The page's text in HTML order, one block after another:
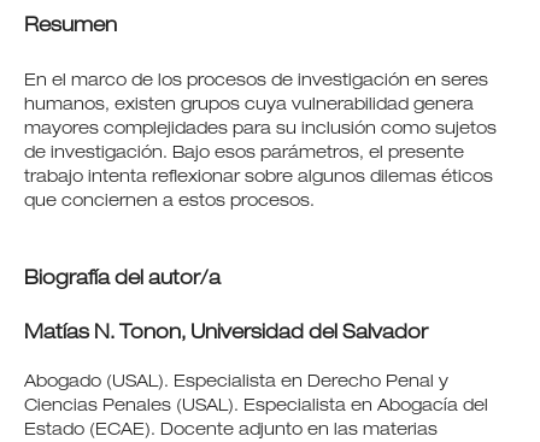
Resumen
En el marco de los procesos de investigación en seres
humanos, existen grupos cuya vulnerabilidad genera
mayores complejidades para su inclusión como sujetos
de investigación. Bajo esos parámetros, el presente
trabajo intenta reflexionar sobre algunos dilemas éticos
que conciernen a estos procesos.
Biografía del autor/a
Matías N. Tonon, Universidad del Salvador
Abogado (USAL). Especialista en Derecho Penal y
Ciencias Penales (USAL). Especialista en Abogacía del
Estado (ECAE). Docente adjunto en las materias